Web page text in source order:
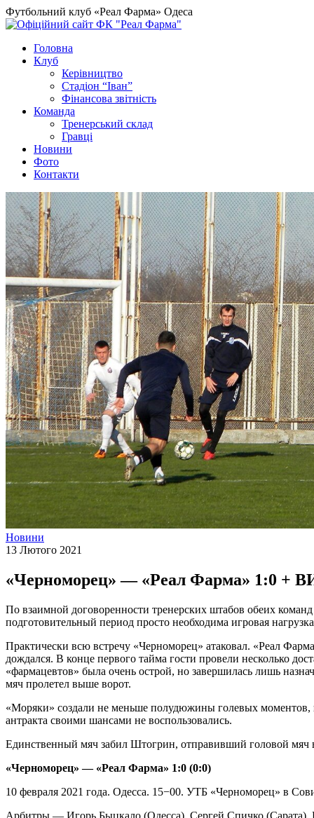
Футбольний клуб «Реал Фарма» Одеса
Головна
Клуб
Керівництво
Стадіон “Іван”
Фінансова звітність
Команда
Тренерський склад
Гравці
Новини
Фото
Контакти
Новини
13 Лютого 2021
«Черноморец» — «Реал Фарма» 1:0 +
По взаимной договоренности тренерских штабов обеих
подготовительный период просто необходима игровая
Практически всю встречу «Черноморец» атаковал. «Реал
дождался. В конце первого тайма гости провели несколько
«фармацевтов» была очень острой, но завершилась лишь
мяч пролетел выше ворот.
«Моряки» создали не меньше полудюжины голевых
антракта своими шансами не воспользовались.
Единственный мяч забил Штогрин, отправивший головой мяч
«Черноморец» — «Реал Фарма» 1:0 (0:0)
10 февраля 2021 года. Одесса. 15−00. УТБ «Черноморец» в
Арбитры — Игорь Быцкало (Одесса), Сергей Спичко (Сарата),